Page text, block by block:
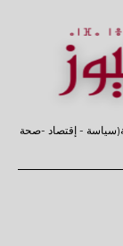
- إقتصاد -صحة